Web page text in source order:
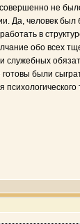
не
Да, человек
в
обо всех
были